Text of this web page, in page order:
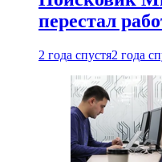
перестал
2 года спустя2 года